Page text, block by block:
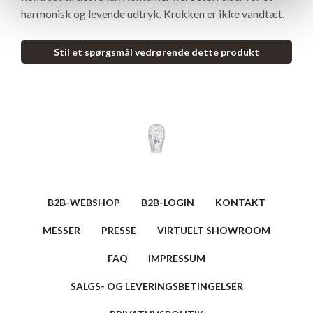
harmonisk og levende udtryk. Krukken er ikke vandtæt.
Stil et spørgsmål vedrørende dette produkt
B2B-WEBSHOP B2B-LOGIN KONTAKT
MESSER PRESSE VIRTUELT SHOWROOM
FAQ IMPRESSUM
SALGS- OG LEVERINGSBETINGELSER